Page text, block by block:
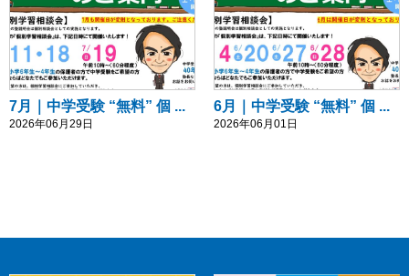
7月｜中学受験 “無料” 個 ...
2026年06月29日
6月｜中学受験 “無料” 個 ...
2026年06月01日